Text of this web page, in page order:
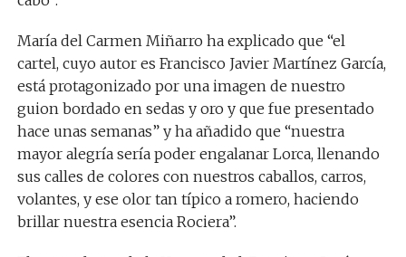
María del Carmen Miñarro ha explicado que “el
cartel, cuyo autor es Francisco Javier Martínez García,
está protagonizado por una imagen de nuestro
guion bordado en sedas y oro y que fue presentado
hace unas semanas” y ha añadido que “nuestra
mayor alegría sería poder engalanar Lorca, llenando
sus calles de colores con nuestros caballos, carros,
volantes, y ese olor tan típico a romero, haciendo
brillar nuestra esencia Rociera”.